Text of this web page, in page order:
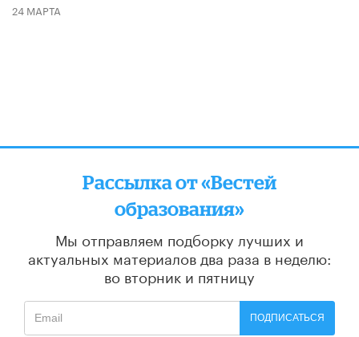
24 МАРТА
Рассылка от «Вестей
образования»
Мы отправляем подборку лучших и
актуальных материалов два раза в неделю:
во вторник и пятницу
ПОДПИСАТЬСЯ